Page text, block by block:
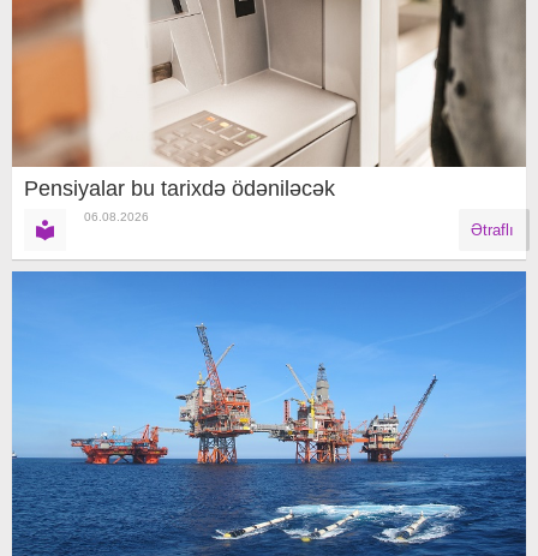
Pensiyalar bu tarixdə ödəniləcək
06.08.2026
Ətraflı